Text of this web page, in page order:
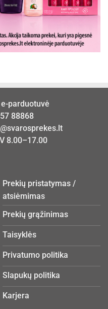
e-parduotuvė
88868
8.00–17.00
Prekių pristatymas /
atsiėmimas
Prekių grąžinimas
Taisyklės
Privatumo politika
Slapukų politika
Karjera